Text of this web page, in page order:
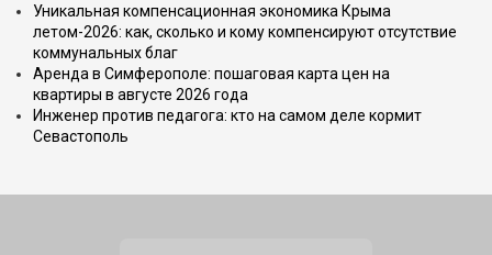
Уникальная компенсационная экономика Крыма
летом-2026: как, сколько и кому компенсируют отсутствие
коммунальных благ
Аренда в Симферополе: пошаговая карта цен на
квартиры в августе 2026 года
Инженер против педагога: кто на самом деле кормит
Севастополь